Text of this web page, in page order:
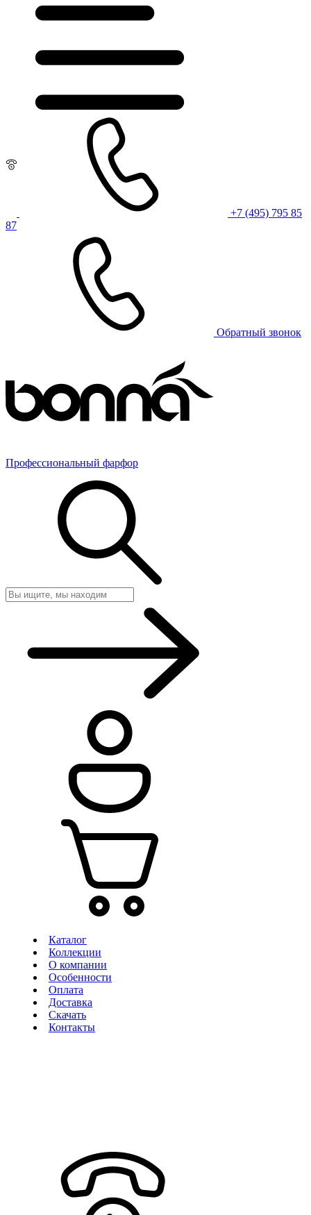
+7 (495) 795 85
87
Обратный звонок
Профессиональный фарфор
Каталог
Коллекции
О компании
Особенности
Оплата
Доставка
Скачать
Контакты